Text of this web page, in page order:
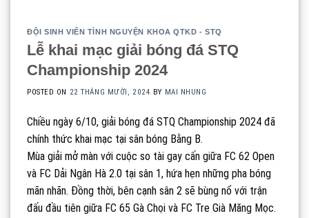
ĐỘI SINH VIÊN TÌNH NGUYỆN KHOA QTKD - STQ
Lễ khai mạc giải bóng đá STQ
Championship 2024
POSTED ON 22 THÁNG MƯỜI, 2024 BY MAI NHUNG
Chiều ngày 6/10, giải bóng đá STQ Championship 2024 đã
chính thức khai mạc tại sân bóng Bằng B.
Mùa giải mở màn với cuộc so tài gay cấn giữa FC 62 Open
và FC Dải Ngân Hà 2.0 tại sân 1, hứa hẹn những pha bóng
mãn nhãn. Đồng thời, bên cạnh sân 2 sẽ bùng nổ với trận
đấu đầu tiên giữa FC 65 Gà Chọi và FC Tre Già Măng Mọc.